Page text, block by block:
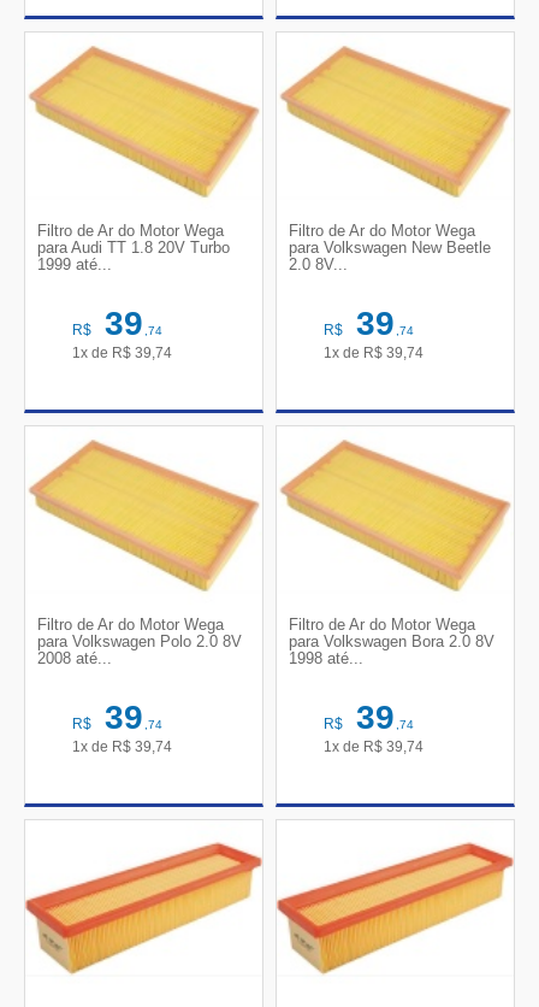
Filtro de Ar do Motor Wega
para Audi TT 1.8 20V Turbo
1999 até...
R$ 39,74
1x de R$ 39,74
Filtro de Ar do Motor Wega
para Volkswagen New Beetle
2.0 8V...
R$ 39,74
1x de R$ 39,74
Filtro de Ar do Motor Wega
para Volkswagen Polo 2.0 8V
2008 até...
R$ 39,74
1x de R$ 39,74
Filtro de Ar do Motor Wega
para Volkswagen Bora 2.0 8V
1998 até...
R$ 39,74
1x de R$ 39,74